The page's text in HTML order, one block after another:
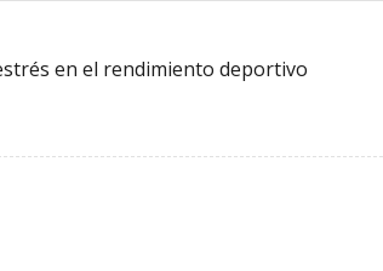
en el rendimiento deportivo